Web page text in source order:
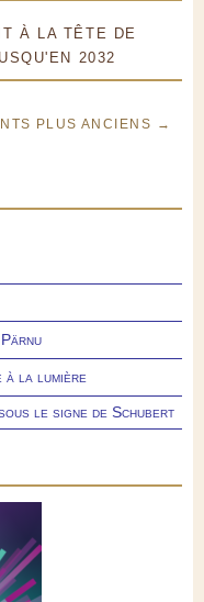
À LA TÊTE DE
2032
PLUS ANCIENS →
à la lumière
le signe de Schubert